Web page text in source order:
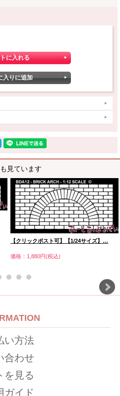
見ています
【クリックポスト可】【1/24サイズ】…
価格：1,880円(税込)
い方法
合わせ
を見る
ガイド